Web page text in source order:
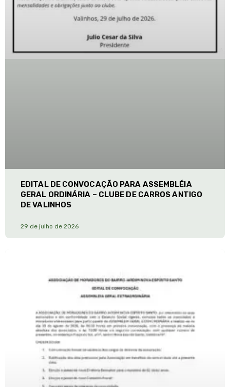
EDITAL DE CONVOCAÇÃO PARA ASSEMBLÉIA
GERAL ORDINÁRIA – CLUBE DE CARROS ANTIGO
DE VALINHOS
29 de julho de 2026